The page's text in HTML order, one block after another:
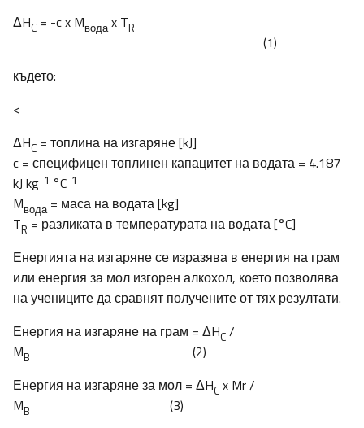
ΔHC = -c x Mвода x TR
(1)
където:
<
ΔHC = топлина на изгаряне [kJ]
c = специфицен топлинен капацитет на водата = 4.187
kJ kg-1 °C-1
Mвода = маса на водата [kg]
TR = разликата в температурата на водата [°C]
Енергията на изгаряне се изразява в енергия на грам
или енергия за мол изгорен алкохол, което позволява
на учениците да сравнят получените от тях резултати.
Енергия на изгаряне на грам = ΔHC /
MB
(2)
Енергия на изгаряне за мол = ΔHC x Mr /
MB
(3)